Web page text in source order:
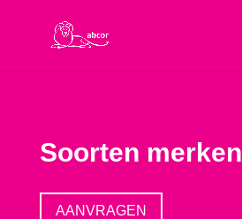
Soorten merken
AANVRAGEN